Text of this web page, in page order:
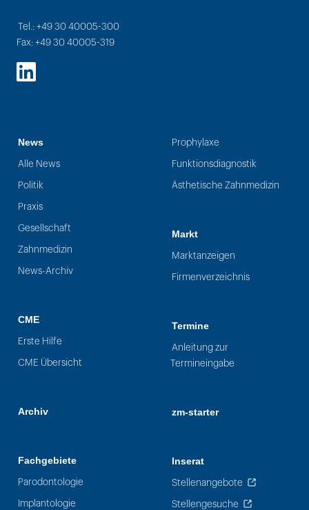
Tel.: +49 30 40005-300
Fax: +49 30 40005-319
LinkedIn
News
Alle News
Politik
Praxis
Gesellschaft
Zahnmedizin
News-Archiv
CME
Erste Hilfe
CME Übersicht
Archiv
Fachgebiete
Parodontologie
Implantologie
Prophylaxe
Funktionsdiagnostik
Ästhetische Zahnmedizin
Markt
Marktanzeigen
Firmenverzeichnis
Termine
Anleitung zur
Termineingabe
zm-starter
Inserat
Stellenangebote
Stellengesuche